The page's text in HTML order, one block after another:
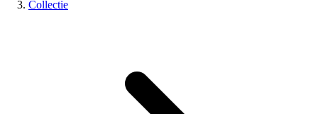
Collectie